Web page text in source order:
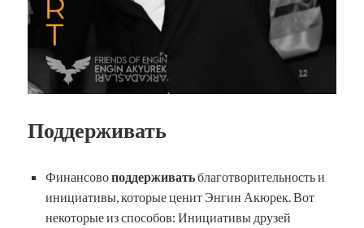
Поддерживать
Финансовоподдерживатьблаготворительность и
инициативы, которые ценит Энгин Акюрек. Вот
некоторые из способов: Инициативы друзей